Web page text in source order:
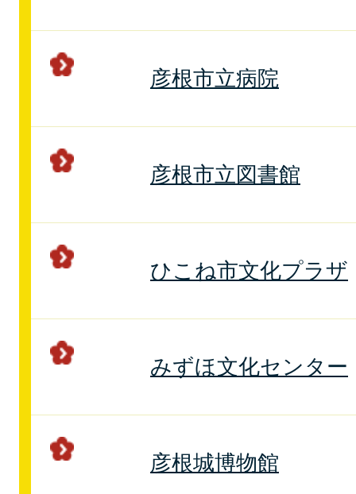
彦根市立病院
彦根市立図書館
ひこね市文化プラザ
みずほ文化センター
彦根城博物館